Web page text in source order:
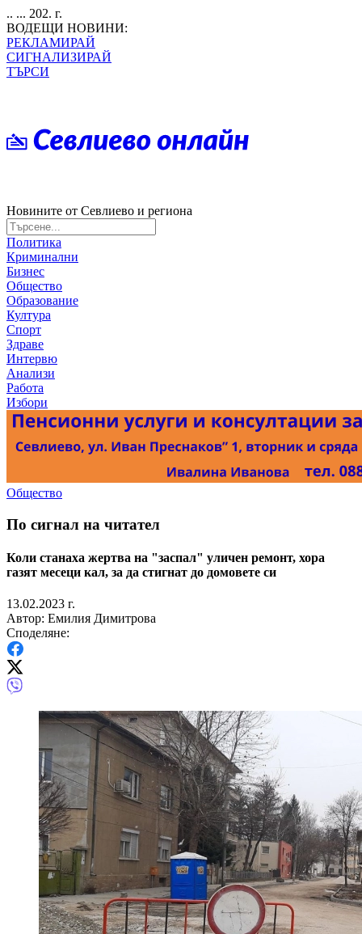
.. ... 202. г.
ВОДЕЩИ НОВИНИ:
РЕКЛАМИРАЙ
СИГНАЛИЗИРАЙ
ТЪРСИ
Новините от Севлиево и региона
Политика
Криминални
Бизнес
Общество
Образование
Култура
Спорт
Здраве
Интервю
Анализи
Работа
Избори
Общество
По сигнал на читател
Коли станаха жертва на "заспал" уличен ремонт, хора
газят месеци кал, за да стигнат до домовете си
13.02.2023 г.
Автор: Емилия Димитрова
Споделяне: